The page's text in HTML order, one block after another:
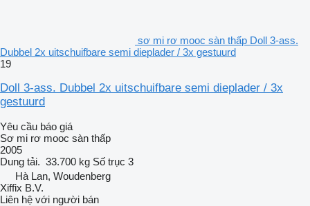
sơ mi rơ mooc sàn thấp Doll 3-ass.
Dubbel 2x uitschuifbare semi dieplader / 3x gestuurd
19
Doll 3-ass. Dubbel 2x uitschuifbare semi dieplader / 3x
gestuurd
Yêu cầu báo giá
Sơ mi rơ mooc sàn thấp
2005
Dung tải. 33.700 kg Số trục 3
Hà Lan, Woudenberg
Xiffix B.V.
Liên hệ với người bán